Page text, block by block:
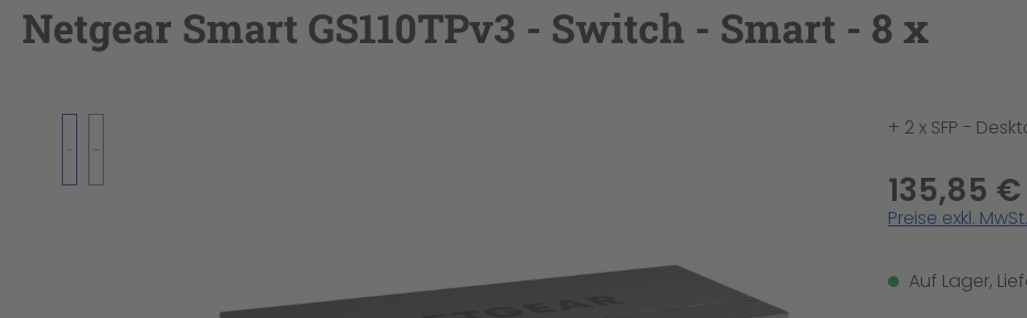
Netgear Smart GS110TPv3 - Switch - Smart - 8 x
+ 2 x SFP -
135,85 €
Preise exkl.
Auf Lager,